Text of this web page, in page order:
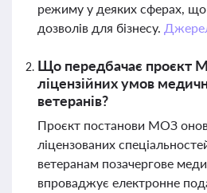
режиму у деяких сферах,
дозволів для бізнесу.
Що передбачає проєкт
ліцензійних умов
ветеранів?
Проєкт постанови МОЗ
ліцензованих
ветеранам позачергове
впроваджує електронне